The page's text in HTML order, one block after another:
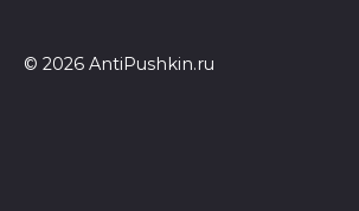
© 2026 AntiPushkin.ru